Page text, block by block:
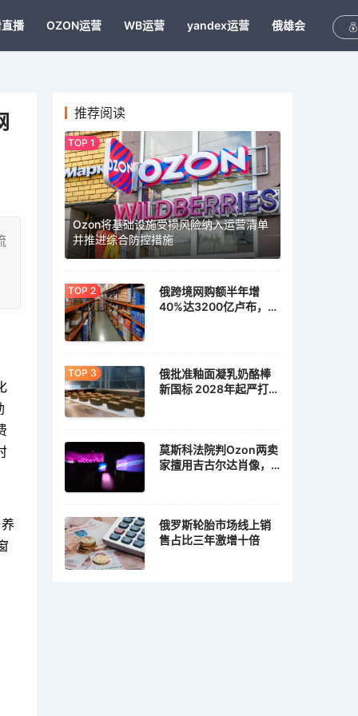
播 OZON运营 WB运营 yandex运营 俄雄会
推荐阅读
Ozon将基础设施受损风险纳入运营清单
并推进综合防控措施
俄跨境网购额半年增
40%达3200亿卢布，家
俄批准釉面凝乳奶酪棒
新国标 2028年起严打植
莫斯科法院判Ozon两卖
家擅用吉古尔达肖像，
俄罗斯轮胎市场线上销
售占比三年激增十倍